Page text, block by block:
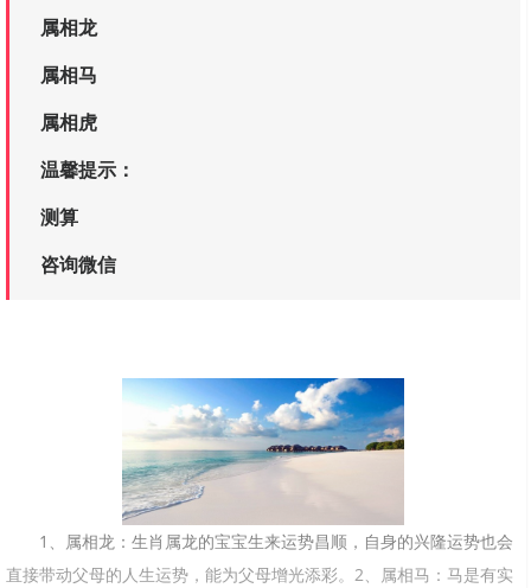
属相龙
属相马
属相虎
温馨提示：
测算
咨询微信
1、属相龙：生肖属龙的宝宝生来运势昌顺，自身的兴隆运势也会
直接带动父母的人生运势，能为父母增光添彩。2、属相马：马是有实